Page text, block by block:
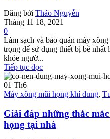
Đăng bởi Thảo Nguyễn
Tháng 11 18, 2021
0
Làm sạch và bảo quản máy
trọng để sử dụng thiết bị bề
khỏe ngườ...
Tiếp tục đọc
01 Th6
Máy xông mũi họng khí dung,
Giải đáp những thắc
họng tại nhà